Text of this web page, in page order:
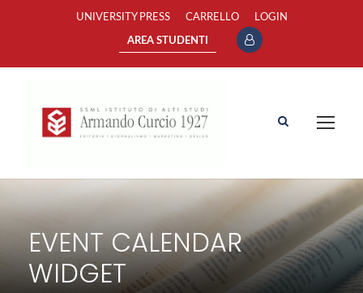
UNIVERSITY PRESS CARRELLO LOGIN
AREA STUDENTI
EVENT CALENDAR
WIDGET